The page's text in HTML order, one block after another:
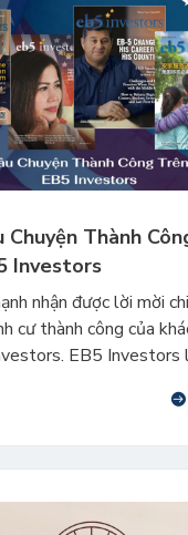
Chuyện Thành
Investors
nhận được lời mời
cư thành công của
EB5 Investors
suốt hành trình 18 năm